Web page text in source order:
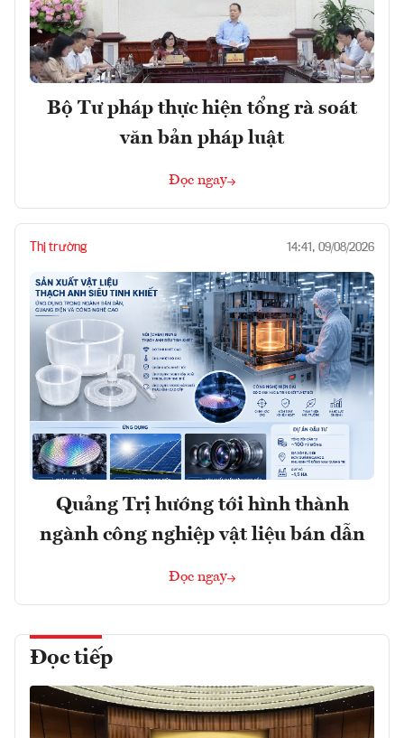
Bộ Tư pháp thực hiện tổng rà soát
văn bản pháp luật
Đọc ngay
Thị trường 14:41, 09/08/2026
Quảng Trị hướng tới hình thành
ngành công nghiệp vật liệu bán dẫn
Đọc ngay
Đọc tiếp